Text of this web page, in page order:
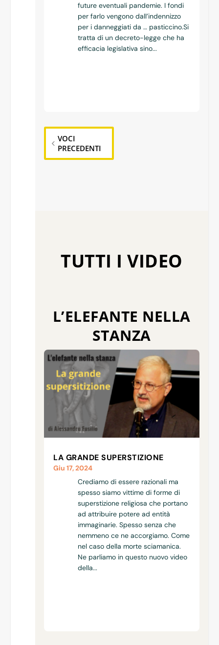
future eventuali pandemie. I fondi
per farlo vengono dall’indennizzo
per i danneggiati da … pasticcino.Si
tratta di un decreto-legge che ha
efficacia legislativa sino...
VOCI
PRECEDENTI
TUTTI I VIDEO
L’ELEFANTE NELLA
STANZA
LA GRANDE SUPERSTIZIONE
Giu 17, 2024
Crediamo di essere razionali ma
spesso siamo vittime di forme di
superstizione religiosa che portano
ad attribuire potere ad entità
immaginarie. Spesso senza che
nemmeno ce ne accorgiamo. Come
nel caso della morte sciamanica.
Ne parliamo in questo nuovo video
della...